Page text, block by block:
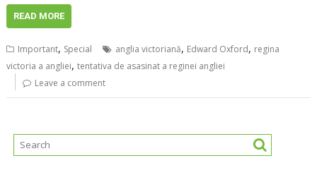
READ MORE
Important, Special anglia victoriană, Edward Oxford, regina
victoria a angliei,tentativa de asasinat a reginei angliei
Leave a comment